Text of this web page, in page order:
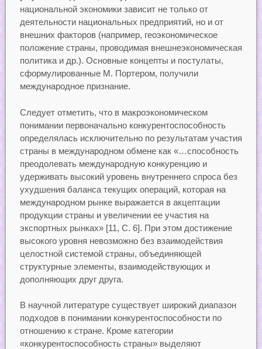
национальной экономики зависит не только от
деятельности национальных предприятий, но и от
внешних факторов (например, геоэкономическое
положение страны, проводимая внешнеэкономическая
политика и др.). Основные концепты и постулаты,
сформулированные М. Портером, получили
международное признание.
Следует отметить, что в макроэкономическом
понимании первоначально конкурентоспособность
определялась исключительно по результатам участия
страны в международном обмене как «…способность
преодолевать международную конкуренцию и
удерживать высокий уровень внутреннего спроса без
ухудшения баланса текущих операций, которая на
международном рынке выражается в акцептации
продукции страны и увеличении ее участия на
экспортных рынках» [11, С. 6]. При этом достижение
высокого уровня невозможно без взаимодействия
целостной системой страны, объединяющей
структурные элементы, взаимодействующих и
дополняющих друг друга.
В научной литературе существует широкий диапазон
подходов в понимании конкурентоспособности по
отношению к стране. Кроме категории
«конкурентоспособность страны» выделяют